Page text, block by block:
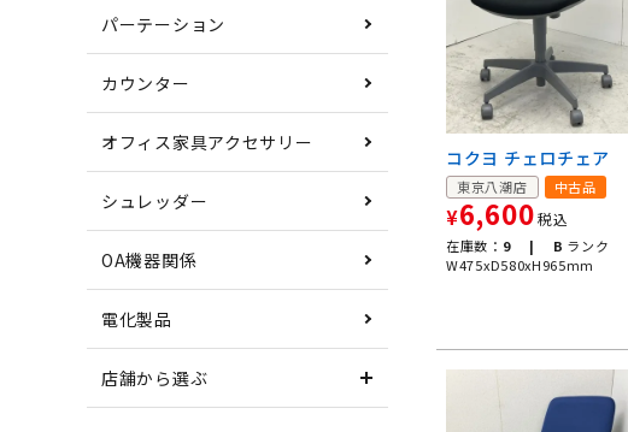
パーテーション
カウンター
オフィス家具アクセサリー
シュレッダー
OA機器関係
電化製品
店舗から選ぶ
コクヨ チェロチェア
東京八潮店 中古品
¥6,600税込
在庫数： 9 | B ランク
W475xD580xH965mm